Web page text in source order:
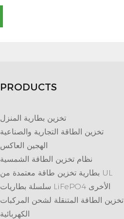
PRODUCTS
تخزين بطارية المنزل
تخزين الطاقة التجارية والصناعية
الهجين العاكس
نظام تخزين الطاقة الشمسية
بطارية تخزين طاقة معتمدة من UL
سلسلة بطاريات LiFePO4 الأخرى
تخزين الطاقة المتنقلة لشحن المركبات
الكهربائية